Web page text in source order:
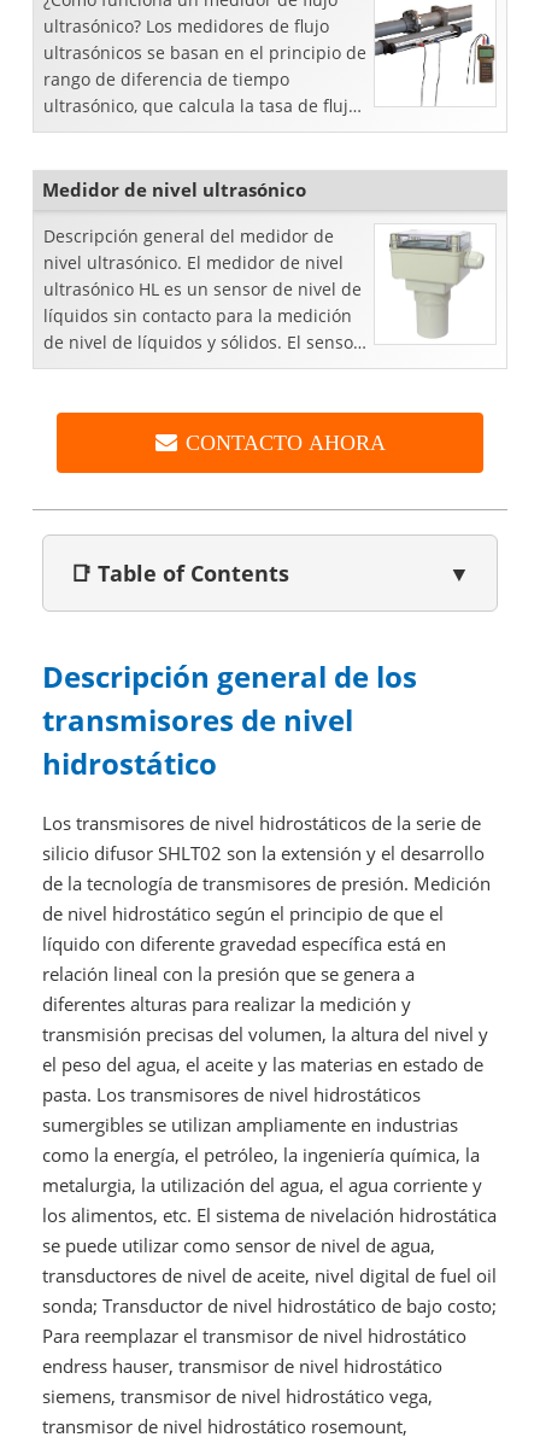
ultrasónico? Los medidores de flujo
ultrasónicos se basan en el principio de
rango de diferencia de tiempo
ultrasónico, que calcula la tasa de flujo
midiendo el tiempo de tránsito de
Medidor de nivel ultrasónico
Descripción general del medidor de
nivel ultrasónico. El medidor de nivel
ultrasónico HL es un sensor de nivel de
líquidos sin contacto para la medición
de nivel de líquidos y sólidos. El sensor
ultrasónico consta de una sonda y un
CONTACTO AHORA
📑 Table of Contents ▼
Descripción general de los
transmisores de nivel
hidrostático
Los transmisores de nivel hidrostáticos de la serie de
silicio difusor SHLT02 son la extensión y el desarrollo
de la tecnología de transmisores de presión. Medición
de nivel hidrostático según el principio de que el
líquido con diferente gravedad específica está en
relación lineal con la presión que se genera a
diferentes alturas para realizar la medición y
transmisión precisas del volumen, la altura del nivel y
el peso del agua, el aceite y las materias en estado de
pasta. Los transmisores de nivel hidrostáticos
sumergibles se utilizan ampliamente en industrias
como la energía, el petróleo, la ingeniería química, la
metalurgia, la utilización del agua, el agua corriente y
los alimentos, etc. El sistema de nivelación hidrostática
se puede utilizar como sensor de nivel de agua,
transductores de nivel de aceite, nivel digital de fuel oil
sonda; Transductor de nivel hidrostático de bajo costo;
Para reemplazar el transmisor de nivel hidrostático
endress hauser, transmisor de nivel hidrostático
siemens, transmisor de nivel hidrostático vega,
transmisor de nivel hidrostático rosemount,